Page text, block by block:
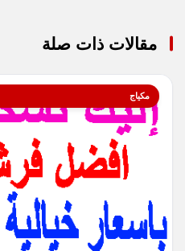
مقالات ذات صلة
مكياج